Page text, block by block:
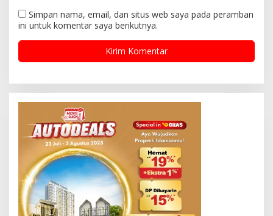
Simpan nama, email, dan situs web saya pada peramban
ini untuk komentar saya berikutnya.